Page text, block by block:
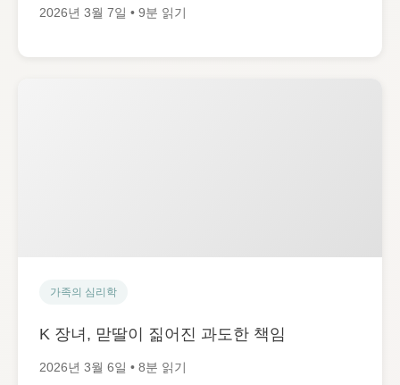
2026년 3월 7일 • 9분 읽기
가족의 심리학
K 장녀, 맏딸이 짊어진 과도한 책임
2026년 3월 6일 • 8분 읽기